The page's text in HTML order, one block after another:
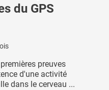
du GPS
preuves
d'une activité
dans le cerveau ...